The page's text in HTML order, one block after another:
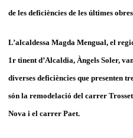
de les deficiències de les últimes
L’alcaldessa Magda Mengual, el
1r tinent d’Alcaldia, Àngels Soler,
diverses deficiències que presenten
són la remodelació del carrer
Nova i el carrer Paet.